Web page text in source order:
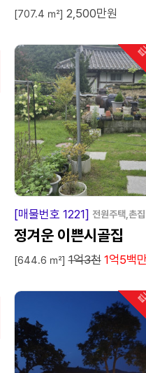
매
[707.4 ㎡] 2,500만원
급 매
[매물번호 1221] 전원주택,촌집
정겨운 이쁜시골집
[644.6 ㎡] 1억3천 1억5백